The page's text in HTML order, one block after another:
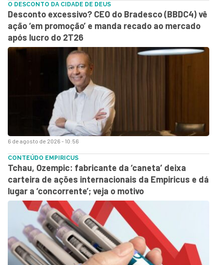
6 de agosto de 2026 - 10:56
O DESCONTO DA CIDADE DE DEUS
Desconto excessivo? CEO do Bradesco (BBDC4) vê
ação ‘em promoção’ e manda recado ao mercado
após lucro do 2T26
CONTEÚDO EMPIRICUS
Tchau, Ozempic: fabricante da ‘caneta’ deixa
carteira de ações internacionais da Empiricus e dá
lugar a ‘concorrente’; veja o motivo